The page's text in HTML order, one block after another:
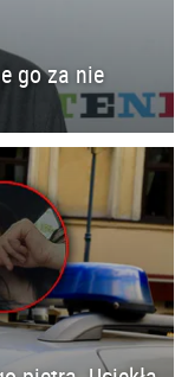
go za nie